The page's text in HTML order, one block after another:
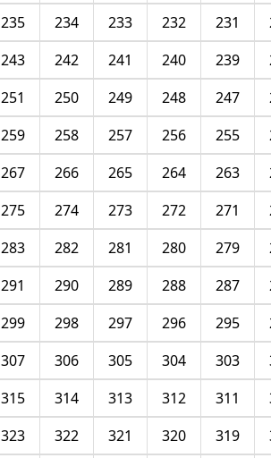
231
232
233
234
235
239
240
241
242
243
247
248
249
250
251
255
256
257
258
259
263
264
265
266
267
271
272
273
274
275
279
280
281
282
283
287
288
289
290
291
295
296
297
298
299
303
304
305
306
307
311
312
313
314
315
319
320
321
322
323